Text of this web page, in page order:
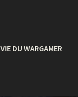
VIE DU WARGAMER